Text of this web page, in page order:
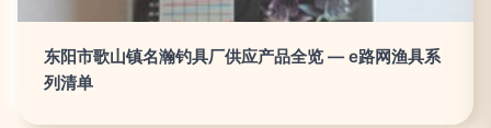
东阳市歌山镇名瀚钓具厂供应产品全览 — e路网渔具系
列清单